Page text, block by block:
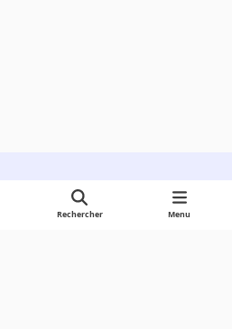
Rechercher Menu